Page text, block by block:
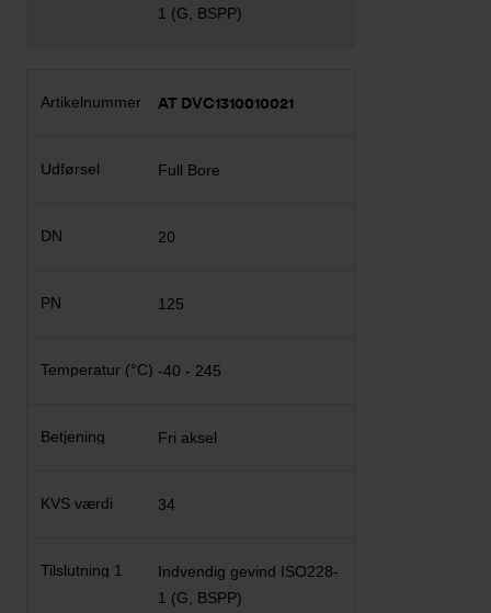
1 (G, BSPP)
AT DVC1310010021
Full Bore
20
125
-40 - 245
Fri aksel
34
Indvendig gevind ISO228-
1 (G, BSPP)